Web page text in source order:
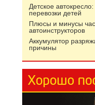
Детское
перевозки детей
Плюсы и минусы
автоинструкторов
Аккумулятор
причины